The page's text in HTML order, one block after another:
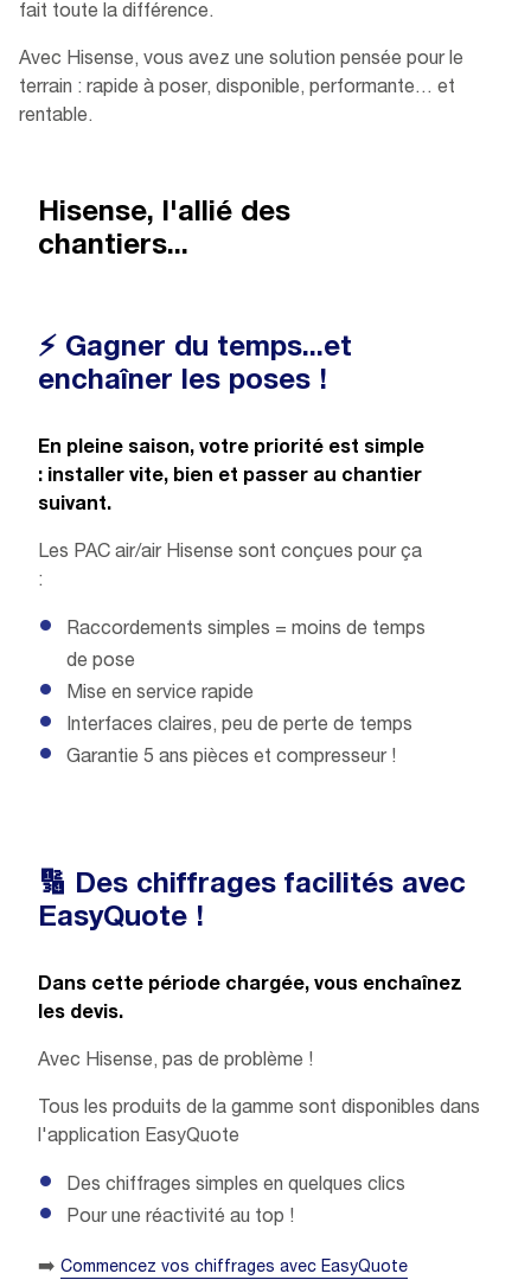
fait toute la différence.
Avec Hisense, vous avez une solution pensée pour le
terrain : rapide à poser, disponible, performante… et
rentable.
Hisense, l'allié des
chantiers...
⚡ Gagner du temps...et
enchaîner les poses !
En pleine saison, votre priorité est simple
: installer vite, bien et passer au chantier
suivant.
Les PAC air/air Hisense sont conçues pour ça
:
Raccordements simples = moins de temps
de pose
Mise en service rapide
Interfaces claires, peu de perte de temps
Garantie 5 ans pièces et compresseur !
🔢 Des chiffrages facilités avec
EasyQuote !
Dans cette période chargée, vous enchaînez
les devis.
Avec Hisense, pas de problème !
Tous les produits de la gamme sont disponibles dans
l'application EasyQuote
Des chiffrages simples en quelques clics
Pour une réactivité au top !
➡️ Commencez vos chiffrages avec EasyQuote